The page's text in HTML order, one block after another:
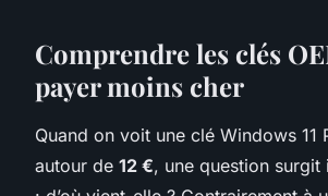
Comprendre les clés
payer moins cher
Quand on voit une clé Windows 11
autour de 12 €, une question surgit